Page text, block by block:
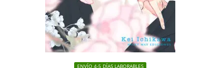
ENVÍO 4-5 DÍAS LABORABLES